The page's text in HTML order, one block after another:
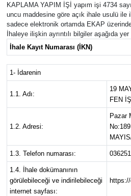
KAPLAMA YAPIM İŞİ yapım işi 4734
uncu maddesine göre açık ihale usulü
sadece elektronik ortamda EKAP
İhaleye ilişkin ayrıntılı bilgiler aşağıda
İhale Kayıt Numarası (İKN)
1- İdarenin
1.1. Adı:
19
FEN
1.2. Adresi:
Pazar
1.3. Telefon numarası:
1.4. İhale dokümanının
görülebileceği ve indirilebileceği
internet sayfası:
Haber Arşivi